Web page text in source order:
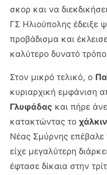
σκορ και να
ΓΣ Ηλιούπολης έδειξε
προβάδισμα και
καλύτερο δυνατό
Στον μικρό τελικό, ο
κυριαρχική εμφάνιση
Γλυφάδας και πήρε
κατακτώντας το
Νέας Σμύρνης επέβαλε
είχε μεγαλύτερη
έφτασε δίκαια στην